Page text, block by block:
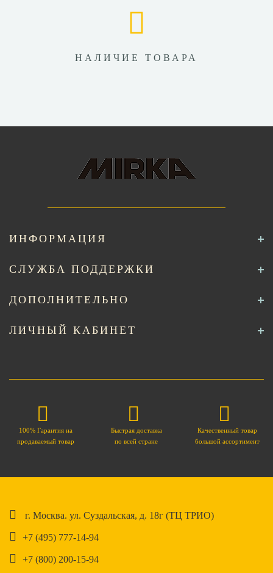
НАЛИЧИЕ ТОВАРА
ИНФОРМАЦИЯ
СЛУЖБА ПОДДЕРЖКИ
ДОПОЛНИТЕЛЬНО
ЛИЧНЫЙ КАБИНЕТ
100% Гарантия на
продаваемый товар
Быстрая доставка
по всей стране
Качественный товар
большой ассортимент
г. Москва. ул. Суздальская, д. 18г (ТЦ ТРИО)
+7 (495) 777-14-94
+7 (800) 200-15-94